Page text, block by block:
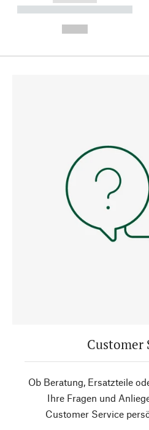
----------- ----------- --------
Customer
Ob Beratung, Ersatzteile
Ihre Fragen und
Customer Service